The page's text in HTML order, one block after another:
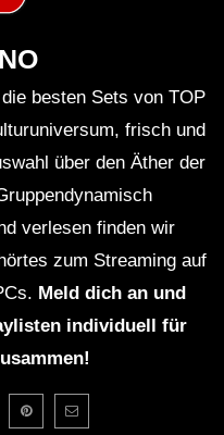
WINTERCLUB mit
ᵐⁱˣ ˢᵉᵗ ‹|
magischen
SCHIE_MAN live
ᵐⁱˣ ˢᵉᵗ ‹|›
da ‹|›
Set ‘n Mix ‹|›
›Es waren bunte
DJ SCHIE_MAN
vibriert” MELODIC
besten Sets von TOP
frisch und
über den Äther der
verlesen finden wir
zum Streaming auf
Meld dich an und
individuell für